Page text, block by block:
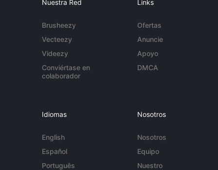
Nuestra Red
Brusheezy
Vecteezy
Videezy
Conviértase en
colaborador
Links
Ofertas
Anuncie
Apoyo
DMCA
Idiomas
English
Español
Português
Nosotros
Nosotros
Equipo
Nuestro